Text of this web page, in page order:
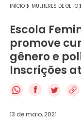
INÍCIO MULHERES DE OLHO
Escola
promove
gênero e
Inscrições
f
13 de maio, 2021